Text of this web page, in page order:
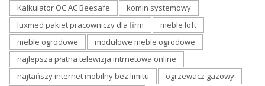
Kalkulator OC AC Beesafe
komin systemowy
luxmed pakiet pracowniczy dla firm
meble loft
meble ogrodowe
modułowe meble ogrodowe
najlepsza płatna telewizja intrnetowa online
najtańszy internet mobilny bez limitu
ogrzewacz gazowy